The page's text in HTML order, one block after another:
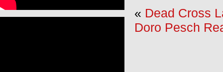
« Dead Cross
Doro Pesch